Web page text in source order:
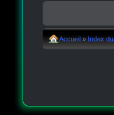
Accueil » Index